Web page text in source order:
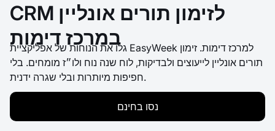
CRM לזימון תורים אונליין
במרכז דימות
גלו את הנוחות של אפליקציית EasyWeek למרכז דימות. זימון
תורים אונליין לייעוצים ולבדיקות, לוח שנה נוח ולו״ז מומחים. בלי
חפיפות מיותרות ובלי שגרה ידנית.
נסו בחינם